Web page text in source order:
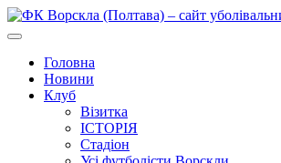
Головна
Новини
Клуб
Візитка
ІСТОРІЯ
Стадіон